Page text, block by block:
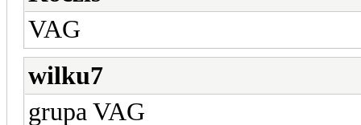
VAG
wilku7
grupa VAG